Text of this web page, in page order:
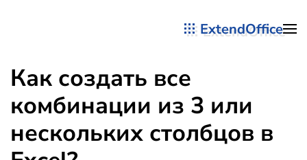
ExtendOffice
Как создать все
комбинации из 3 или
нескольких столбцов в